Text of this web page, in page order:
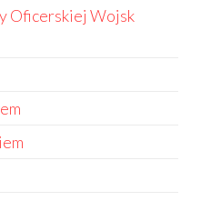
Oficerskiej Wojsk